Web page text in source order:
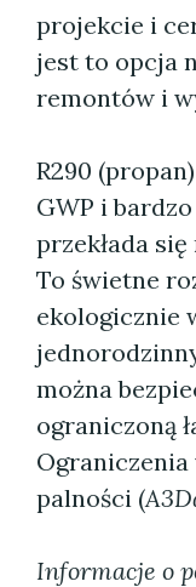
projekcie i
jest to opcja
remontów i
R290
GWP i
przekłada
To świetne
ekologicznie
można
ograniczoną
Ograniczenia
palności (A3
Informacje o